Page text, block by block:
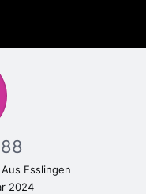
Aus Esslingen
2024